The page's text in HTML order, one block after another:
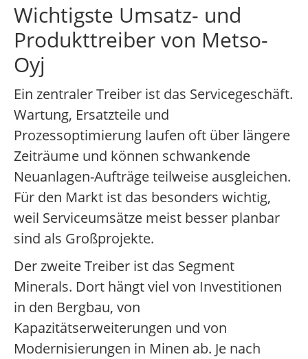
Wichtigste Umsatz- und
Produkttreiber von Metso-
Oyj
Ein zentraler Treiber ist das Servicegeschäft.
Wartung, Ersatzteile und
Prozessoptimierung laufen oft über längere
Zeiträume und können schwankende
Neuanlagen-Aufträge teilweise ausgleichen.
Für den Markt ist das besonders wichtig,
weil Serviceumsätze meist besser planbar
sind als Großprojekte.
Der zweite Treiber ist das Segment
Minerals. Dort hängt viel von Investitionen
in den Bergbau, von
Kapazitätserweiterungen und von
Modernisierungen in Minen ab. Je nach